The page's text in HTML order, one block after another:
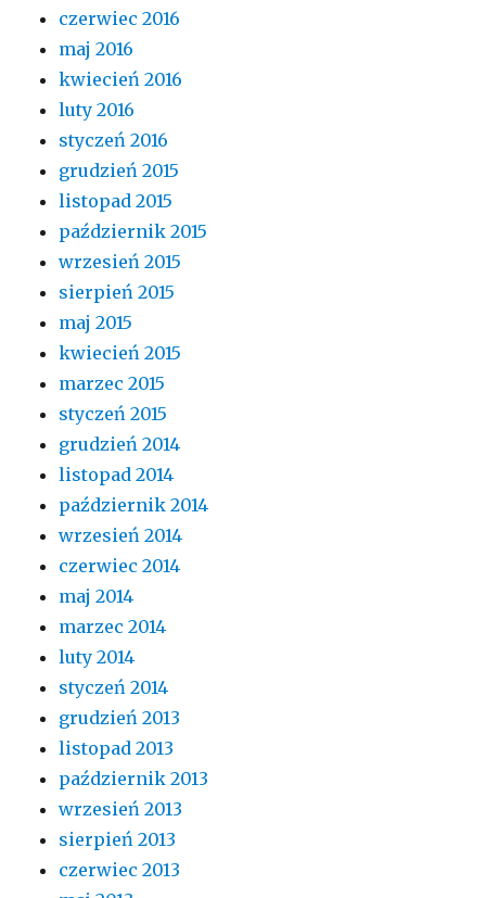
czerwiec 2016
maj 2016
kwiecień 2016
luty 2016
styczeń 2016
grudzień 2015
listopad 2015
październik 2015
wrzesień 2015
sierpień 2015
maj 2015
kwiecień 2015
marzec 2015
styczeń 2015
grudzień 2014
listopad 2014
październik 2014
wrzesień 2014
czerwiec 2014
maj 2014
marzec 2014
luty 2014
styczeń 2014
grudzień 2013
listopad 2013
październik 2013
wrzesień 2013
sierpień 2013
czerwiec 2013